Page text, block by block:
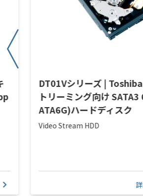
DT01Vシリーズ |
トリーミング向け
ATA6G)ハードディスク
Video Stream HDD